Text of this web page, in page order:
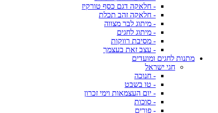
- חלאקה דגם כסף טורקיז
- חלאקה זהב תכלת
- מיתוג לבר מצווה
- מיתוג לחגים
- מסיבת רווקות
- עצב זאת בעצמך
מתנות לחגים ומועדים
חגי ישראל
- חנוכה
- טו בשבט
- יום העצמאות וימי זכרון
- סוכות
- פורים